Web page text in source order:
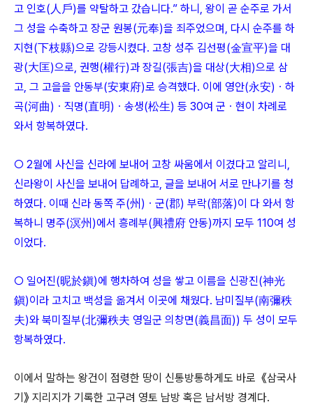
고 인호(人戶)를 약탈하고 갔습니다.” 하니, 왕이 곧 순주로 가서
그 성을 수축하고 장군 원봉(元奉)을 죄주었으며, 다시 순주를 하
지현(下枝縣)으로 강등시켰다. 고창 성주 김선평(金宣平)을 대
광(大匡)으로, 권행(權行)과 장길(張吉)을 대상(大相)으로 삼
고, 그 고을을 안동부(安東府)로 승격했다. 이에 영안(永安)ㆍ하
곡(河曲)ㆍ직명(直明)ㆍ송생(松生) 등 30여 군ㆍ현이 차례로
와서 항복하였다.
○ 2월에 사신을 신라에 보내어 고창 싸움에서 이겼다고 알리니,
신라왕이 사신을 보내어 답례하고, 글을 보내어 서로 만나기를 청
하였다. 이때 신라 동쪽 주(州)ㆍ군(郡) 부락(部落)이 다 와서 항
복하니 명주(溟州)에서 흥례부(興禮府 안동)까지 모두 110여 성
이었다.
○ 일어진(昵於鎭)에 행차하여 성을 쌓고 이름을 신광진(神光
鎭)이라 고치고 백성을 옮겨서 이곳에 채웠다. 남미질부(南彌秩
夫)와 북미질부(北彌秩夫 영일군 의창면(義昌面)) 두 성이 모두
항복하였다.
이에서 말하는 왕건이 점령한 땅이 신통방통하게도 바로 《삼국사
기》 지리지가 기록한 고구려 영토 남방 혹은 남서방 경계다.